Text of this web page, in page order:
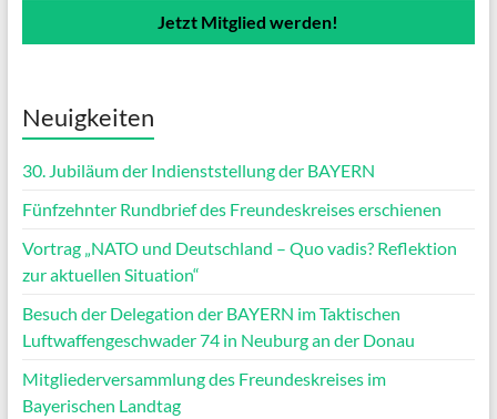
Jetzt Mitglied werden!
Neuigkeiten
30. Jubiläum der Indienststellung der BAYERN
Fünfzehnter Rundbrief des Freundeskreises erschienen
Vortrag „NATO und Deutschland – Quo vadis? Reflektion
zur aktuellen Situation“
Besuch der Delegation der BAYERN im Taktischen
Luftwaffengeschwader 74 in Neuburg an der Donau
Mitgliederversammlung des Freundeskreises im
Bayerischen Landtag